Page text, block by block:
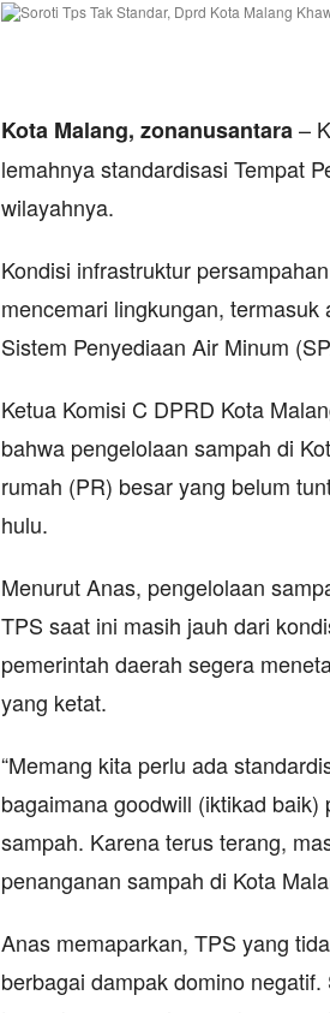
​Kota Malang, zonanusantara–
lemahnya standardisasi Tempat
wilayahnya.
Kondisi infrastruktur
mencemari lingkungan,
Sistem Penyediaan Air Minum
​Ketua Komisi C DPRD Kota
bahwa pengelolaan sampah di
rumah (PR) besar yang belum
hulu.
​Menurut Anas, pengelolaan
TPS saat ini masih jauh dari
pemerintah daerah segera
yang ketat.
​“Memang kita perlu ada
bagaimana goodwill (iktikad
sampah. Karena terus terang,
penanganan sampah di Kota
​Anas memaparkan, TPS yang
berbagai dampak domino